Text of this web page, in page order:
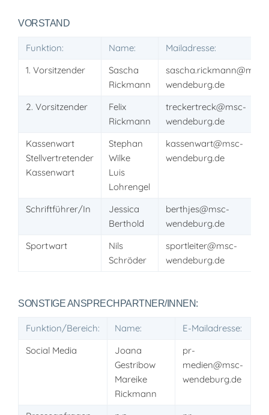
VORSTAND
Funktion: Name:
Mailadresse:
1. Vorsitzender
Sascha
Rickmann
sascha.rickmann@msc-
wendeburg.de
2. Vorsitzender
Felix
Rickmann
treckertreck@msc-
wendeburg.de
Kassenwart
Stellvertretender
Kassenwart
Stephan
Wilke
Luis
Lohrengel
kassenwart@msc-
wendeburg.de
Schriftführer/In
Jessica
Berthold
berthjes@msc-
wendeburg.de
Sportwart
Nils
Schröder
sportleiter@msc-
wendeburg.de
SONSTIGE ANSPRECHPARTNER/INNEN:
Funktion/Bereich: Name:
E-Mailadresse:
Social Media
Joana
Gestribow
Mareike
Rickmann
pr-
medien@msc-
wendeburg.de